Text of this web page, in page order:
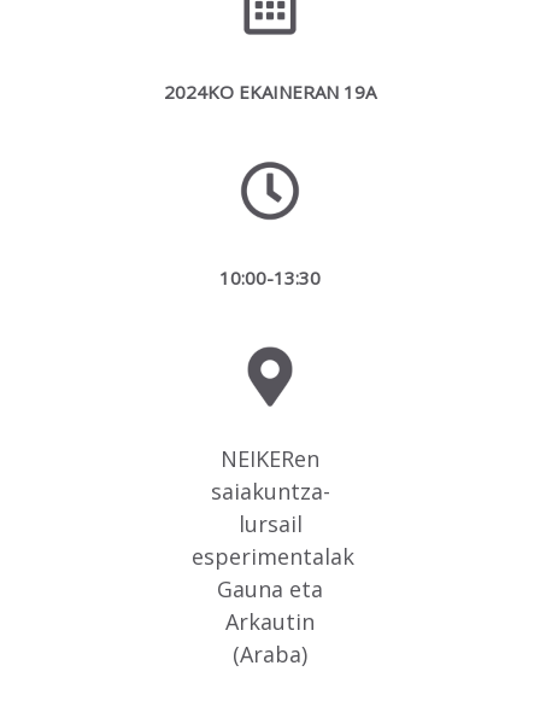
2024KO EKAINERAN 19A
10:00-13:30
NEIKERen
saiakuntza-
lursail
esperimentalak
Gauna eta
Arkautin
(Araba)